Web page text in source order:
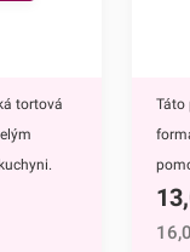
tortová
pečení
pečení
Táto